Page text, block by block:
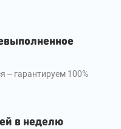
– гарантируем 100%
в неделю